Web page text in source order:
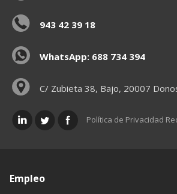
943 42 39 18
WhatsApp: 688 734 394
C/ Zubieta 38, Bajo, 20007
Política de Privacidad
Empleo